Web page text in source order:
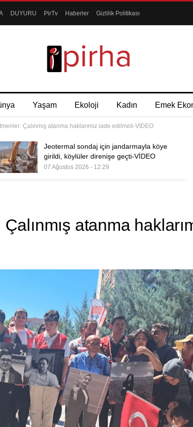
DUYURU PirTv Haberler Gizlilik Politikası
Yaşam Ekoloji Kadın Emek
Çalınmış atanma haklarımız iade edilmeli-VİDEO
Jeotermal sondaj için jandarmayla köye
girildi, köylüler direnişe geçti-VİDEO
07 Ağustos 2026 - 12:29
atanma